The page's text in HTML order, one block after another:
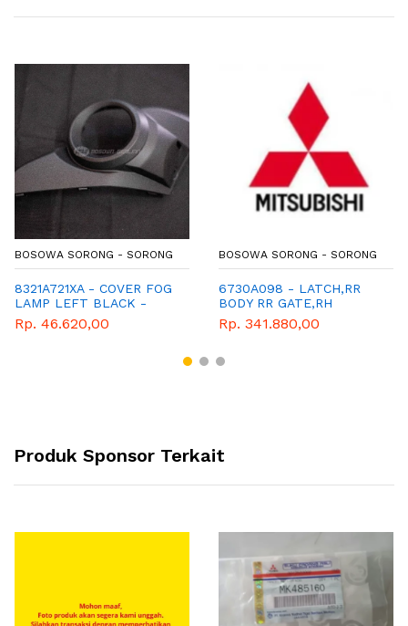
BOSOWA SORONG - SORONG
8321A721XA - COVER FOG
LAMP LEFT BLACK -
COVER FOG LAMP KIRI
WARNA HITAM -
Rp. 46.620,00
BOSOWA SORONG - SORONG
6730A098 - LATCH,RR
BODY RR GATE,RH
Rp. 341.880,00
Produk Sponsor Terkait